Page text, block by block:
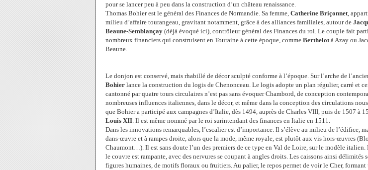
pour se lancer peu à peu dans la construction d’un château renaissance.
Thomas Bohier est le général des Finances de Normandie. Sa femme, Catherine Briçonnet,
milieu d’affaire tourangeau, gravitant notamment, grâce à des alliances familiales, autour de
Beaune-Semblançay (déjà évoqué ici), contrôleur général des Finances du roi. Le couple fait
nombreux financiers qui construisent en Touraine à cette époque, comme Berthelotà Azay ou
Beaune.
Le donjon est conservé, mais rhabillé de décor sculpté conforme à l’époque. Sur l’arche de
Bohier lance la construction du logis de Chenonceau. Le logis adopte un plan régulier, carré et
cantonné par quatre tours circulaires n’est pas sans évoquer Chambord, de conception
nombreuses influences italiennes, dans le décor, et même dans la conception des circulations
que Bohier a participé aux campagnes d’Italie, dès 1494, auprès de Charles VIII, puis de 1507 à
Louis XII. Il est même nommé par le roi surintendant des finances en Italie en 1511.
Dans les innovations remarquables, l’escalier est d’importance. Il s’élève au milieu de l’édifice,
dans-œuvre et à rampes droite, alors que la mode, même royale, est plutôt aux vis hors-œuvres
Chaumont…). Il est sans doute l’un des premiers de ce type en Val de Loire, sur le modèle
le couvre est rampante, avec des nervures se coupant à angles droits. Les caissons ainsi délimités
figures humaines, de motifs floraux ou fruitiers. Au palier, le repos permet de voir le Cher,